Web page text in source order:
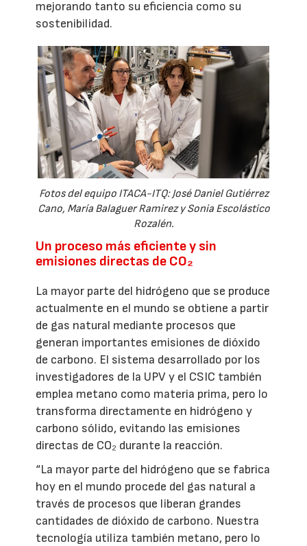
mejorando tanto su eficiencia como su
sostenibilidad.
Fotos del equipo ITACA-ITQ: José Daniel Gutiérrez
Cano, María Balaguer Ramirez y Sonia Escolástico
Rozalén.
Un proceso más eficiente y sin
emisiones directas de CO₂
La mayor parte del hidrógeno que se produce
actualmente en el mundo se obtiene a partir
de gas natural mediante procesos que
generan importantes emisiones de dióxido
de carbono. El sistema desarrollado por los
investigadores de la UPV y el CSIC también
emplea metano como materia prima, pero lo
transforma directamente en hidrógeno y
carbono sólido, evitando las emisiones
directas de CO₂ durante la reacción.
“La mayor parte del hidrógeno que se fabrica
hoy en el mundo procede del gas natural a
través de procesos que liberan grandes
cantidades de dióxido de carbono. Nuestra
tecnología utiliza también metano, pero lo